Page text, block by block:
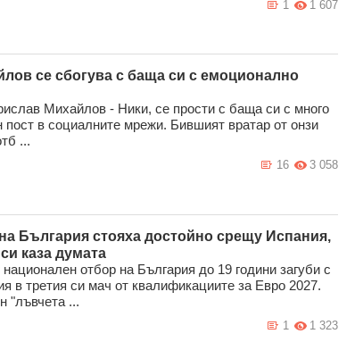
1 607
1
се сбогува с баща си с емоционално
Михайлов - Ники, се прости с баща си с много
пост в социалните мрежи. Бившият вратар от онзи
...
3 058
16
България стояха достойно срещу Испания,
каза думата
отбор на България до 19 години загуби с
в третия си мач от квалификациите за Евро 2027.
"лъвчета ...
1 323
1